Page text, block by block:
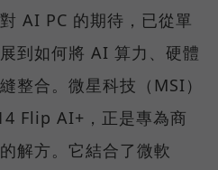
AI PC 的期待，已從單
到如何將 AI 算力、硬體
整合。微星科技（MSI）
Flip AI+，正是專為商
解方。它結合了微軟